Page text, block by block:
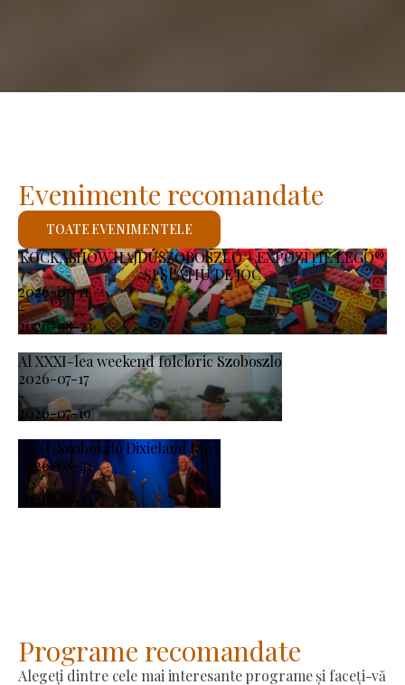
KOCKASHOW HAJDÚSZOBOSZLÓ – EXPOZIȚIE LEGO®
ȘI SPAȚIU DE JOC
2026-07-11
-
2026-08-23
Al XXXI-lea weekend folcloric Szoboszlo
2026-07-17
-
2026-07-19
XXXI. Szoboszló Dixieland Days
2026-08-21
-
2026-08-23
Evenimente recomandate
TOATE EVENIMENTELE
Programe recomandate
Alegeți dintre cele mai interesante programe și faceți-vă